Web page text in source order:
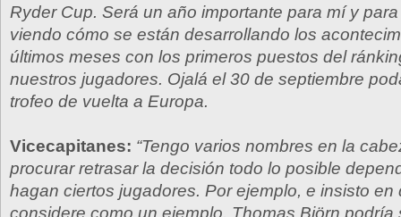
Ryder Cup. Será un año importante para mí y
viendo cómo se están desarrollando los
últimos meses con los primeros puestos del
nuestros jugadores. Ojalá el 30 de septiembre
trofeo de vuelta a Europa.
Vicecapitanes: “Tengo varios nombres en la
procurar retrasar la decisión todo lo posible
hagan ciertos jugadores. Por ejemplo, e insisto en
considere como un ejemplo, Thomas Björn podría